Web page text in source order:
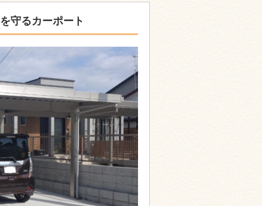
守るカーポート